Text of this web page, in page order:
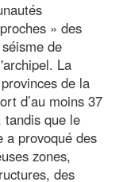
» des
de
La
de la
d’au moins 37
tandis que le
a provoqué des
zones,
des